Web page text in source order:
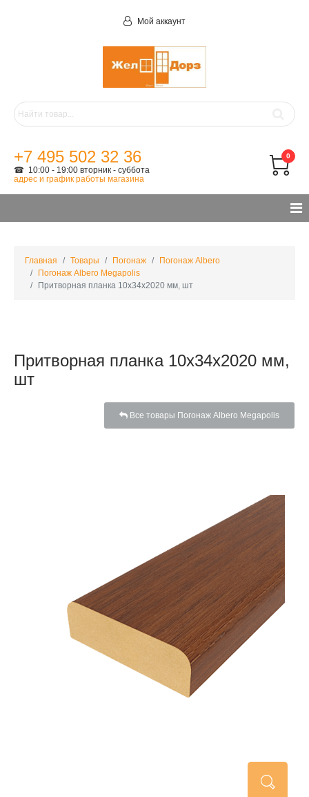
Мой аккаунт
+7 495 502 32 36
☎ 10:00 - 19:00 вторник - суббота
адрес и график работы магазина
0
Главная Товары Погонаж
Погонаж Albero
Погонаж Albero Megapolis
Притворная планка 10x34x2020 мм, шт
Притворная планка 10x34x2020 мм,
шт
Все товары Погонаж Albero Megapolis